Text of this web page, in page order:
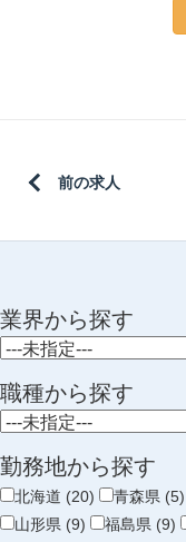
前の求人
業界から探す
職種から探す
勤務地から探す
北海道 (20) 青森県 (5)
山形県 (9)
福島県 (9)